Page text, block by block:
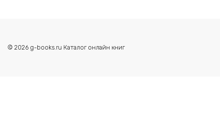
© 2026 g-books.ru Каталог онлайн книг